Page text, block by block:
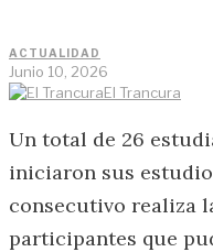
ACTUALIDAD
Junio 10, 2026
El Trancura
Un total de 26
iniciaron sus
consecutivo realiza
participantes que